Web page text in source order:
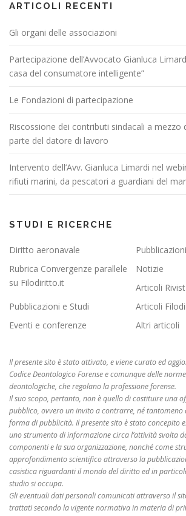
ARTICOLI RECENTI
Gli organi delle associazioni
Partecipazione dell’Avvocato Gianluca
casa del consumatore intelligente”
Le Fondazioni di partecipazione
Riscossione dei contributi sindacali a mezzo
parte del datore di lavoro
Intervento dell’Avv. Gianluca Limardi nel
rifiuti marini, da pescatori a guardiani del
STUDI E RICERCHE
Diritto aeronavale
Pubblicazioni
Rubrica Convergenze parallele
su Filodiritto.it
Notizie
Articoli
Pubblicazioni e Studi
Articoli
Eventi e conferenze
Altri articoli
Il presente sito è stato attivato, e viene curato ed
Codice Deontologico Forense e comunque delle
deontologiche, che regolano la professione forense.
Il suo scopo, pertanto, non è quello di costituire una
pubblico, ovvero un invito a contrarre, né tantomeno
forma di pubblicità. Il presente sito è stato concepito
uno strumento di informazione circa l’attività svolta
componenti e la sua organizzazione, nonché come
approfondimento scientifico attraverso la
casistica riguardanti il mondo del diritto ed in
studio si occupa.
Gli eventuali dati personali comunicati attraverso il
trattati secondo la vigente normativa in materia di